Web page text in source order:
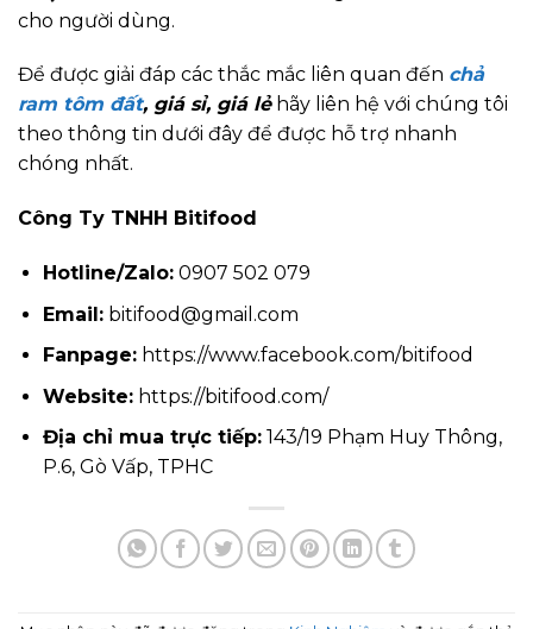
cho người dùng.
Để được giải đáp các thắc mắc liên quan đến chả
ram tôm đất, giá sỉ, giá lẻhãy liên hệ với chúng tôi
theo thông tin dưới đây để được hỗ trợ nhanh
chóng nhất.
Công Ty TNHH Bitifood
Hotline/Zalo:0907 502 079
Email:bitifood@gmail.com
Fanpage:https://www.facebook.com/bitifood
Website:https://bitifood.com/
Địa chỉ mua trực tiếp:143/19 Phạm Huy Thông,
P.6, Gò Vấp, TPHC